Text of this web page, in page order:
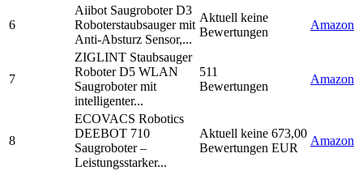
6
Aiibot Saugroboter D3
Roboterstaubsauger mit
Anti-Absturz Sensor,...
Aktuell keine
Bewertungen
Amazon
7
ZIGLINT Staubsauger
Roboter D5 WLAN
Saugroboter mit
intelligenter...
511
Bewertungen
Amazon
8
ECOVACS Robotics
DEEBOT 710
Saugroboter –
Leistungsstarker...
Aktuell keine
Bewertungen
673,00
EUR
Amazon